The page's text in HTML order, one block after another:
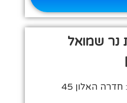
שמואל
האלון 45